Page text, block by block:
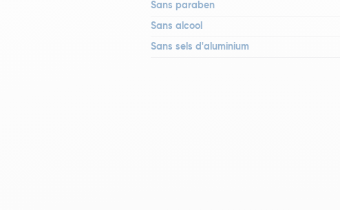
Sans paraben
Sans alcool
Sans sels d'aluminium